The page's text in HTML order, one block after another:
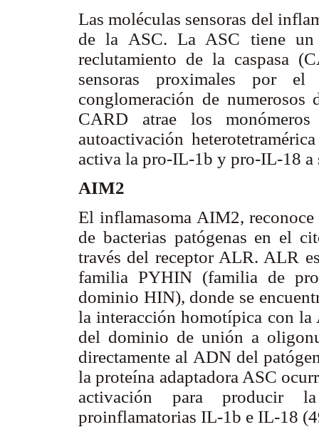
Las moléculas sensoras del
de la ASC. La ASC tiene
reclutamiento de la caspasa
sensoras proximales por
conglomeración de
CARD atrae los
autoactivación
activa la pro-IL-1b y pro-IL-18 a
AIM2
El inflamasoma AIM2,
de bacterias patógenas en el
través del receptor ALR. ALR
familia PYHIN (familia de
dominio HIN), donde se
la interacción homotípica con
del dominio de unión a
directamente al ADN del
la proteína adaptadora ASC
activación para producir
proinflamatorias IL-1b e IL-18